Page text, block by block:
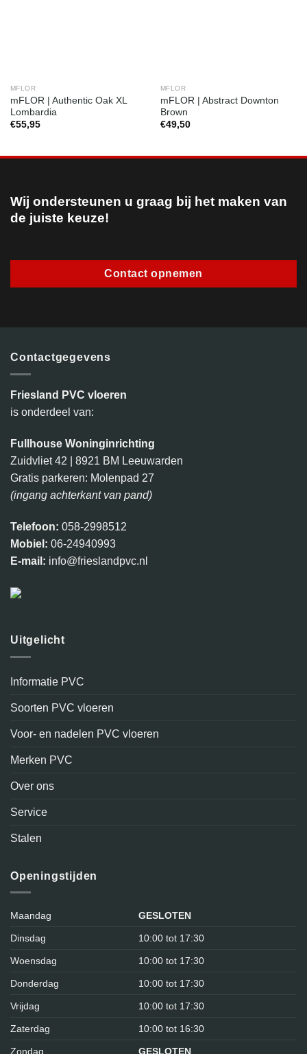
MFLOR
mFLOR | Authentic Oak XL
Lombardia
€55,95
MFLOR
mFLOR | Abstract Downton
Brown
€49,50
Wij ondersteunen u graag bij het maken van
de juiste keuze!
Contact opnemen
Contactgegevens
Friesland PVC vloeren
is onderdeel van:
Fullhouse Woninginrichting
Zuidvliet 42 | 8921 BM Leeuwarden
Gratis parkeren: Molenpad 27
(ingang achterkant van pand)
Telefoon: 058-2998512
Mobiel: 06-24940993
E-mail: info@frieslandpvc.nl
Uitgelicht
Informatie PVC
Soorten PVC vloeren
Voor- en nadelen PVC vloeren
Merken PVC
Over ons
Service
Stalen
Openingstijden
Maandag GESLOTEN
Dinsdag 10:00 tot 17:30
Woensdag 10:00 tot 17:30
Donderdag 10:00 tot 17:30
Vrijdag 10:00 tot 17:30
Zaterdag 10:00 tot 16:30
Zondag GESLOTEN